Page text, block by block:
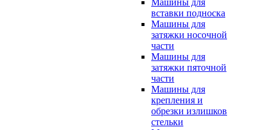
Машины для
вставки подноска
Машины для
затяжки носочной
части
Машины для
затяжки пяточной
части
Машины для
крепления и
обрезки излишков
стельки